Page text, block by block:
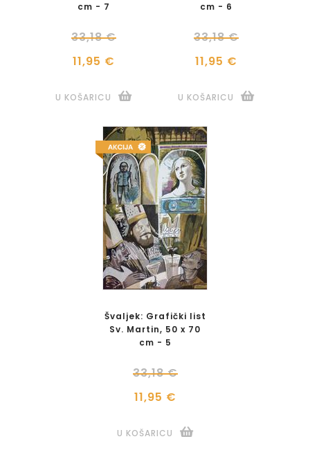
cm - 7
33,18 €
11,95 €
U KOŠARICU
cm - 6
33,18 €
11,95 €
U KOŠARICU
Švaljek: Grafički list
Sv. Martin, 50 x 70
cm - 5
33,18 €
11,95 €
U KOŠARICU